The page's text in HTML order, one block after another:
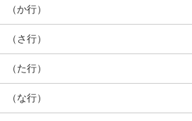
（か行）
（さ行）
（た行）
（な行）